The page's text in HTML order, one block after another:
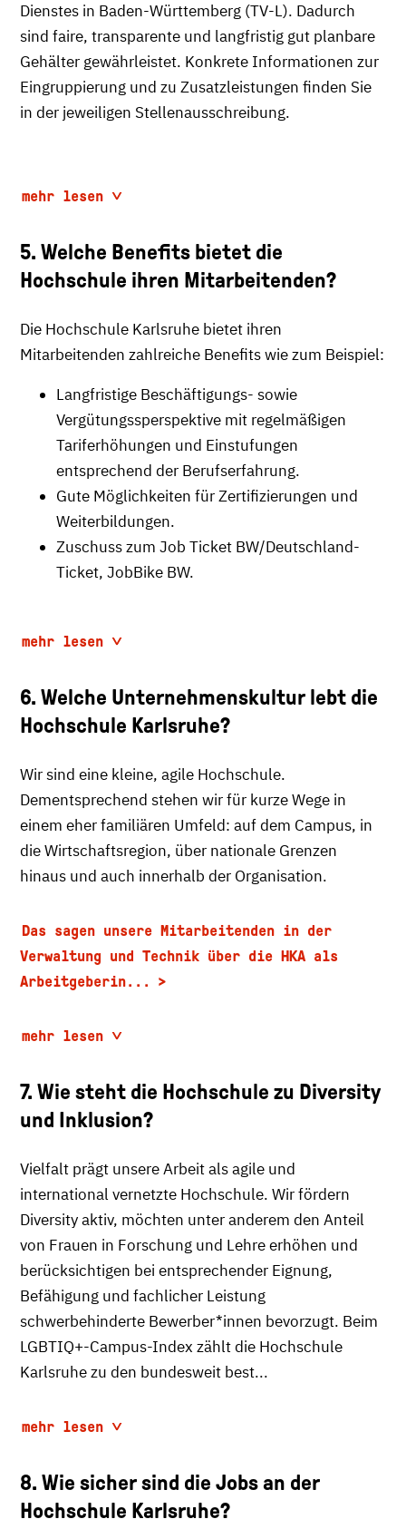
Dienstes in Baden-Württemberg (TV-L). Dadurch
sind faire, transparente und langfristig gut planbare
Gehälter gewährleistet. Konkrete Informationen zur
Eingruppierung und zu Zusatzleistungen finden Sie
in der jeweiligen Stellenausschreibung.
mehr lesen
5. Welche Benefits bietet die
Hochschule ihren Mitarbeitenden?
Die Hochschule Karlsruhe bietet ihren
Mitarbeitenden zahlreiche Benefits wie zum Beispiel:
Langfristige Beschäftigungs- sowie
Vergütungssperspektive mit regelmäßigen
Tariferhöhungen und Einstufungen
entsprechend der Berufserfahrung.
Gute Möglichkeiten für Zertifizierungen und
Weiterbildungen.
Zuschuss zum Job Ticket BW/Deutschland-
Ticket, JobBike BW.
mehr lesen
6. Welche Unternehmenskultur lebt die
Hochschule Karlsruhe?
Wir sind eine kleine, agile Hochschule.
Dementsprechend stehen wir für kurze Wege in
einem eher familiären Umfeld: auf dem Campus, in
die Wirtschaftsregion, über nationale Grenzen
hinaus und auch innerhalb der Organisation.
Das sagen unsere Mitarbeitenden in der
Verwaltung und Technik über die HKA als
Arbeitgeberin...
mehr lesen
7. Wie steht die Hochschule zu Diversity
und Inklusion?
Vielfalt prägt unsere Arbeit als agile und
international vernetzte Hochschule. Wir fördern
Diversity aktiv, möchten unter anderem den Anteil
von Frauen in Forschung und Lehre erhöhen und
berücksichtigen bei entsprechender Eignung,
Befähigung und fachlicher Leistung
schwerbehinderte Bewerber*innen bevorzugt. Beim
LGBTIQ+-Campus-Index zählt die Hochschule
Karlsruhe zu den bundesweit best...
mehr lesen
8. Wie sicher sind die Jobs an der
Hochschule Karlsruhe?